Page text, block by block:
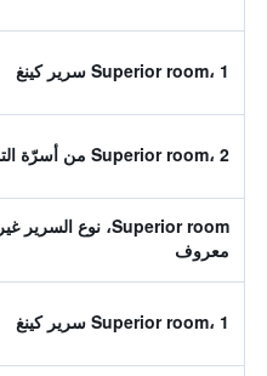
Superior room، 1 سرير كينغ
Superior room، 2 من أسرّة التوأم
Superior room، نوع السرير غير
معروف
Superior room، 1 سرير كينغ